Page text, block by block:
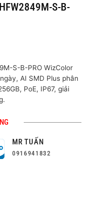
S-B-
S-B-PRO WizColor
AI SMD Plus phân
PoE, IP67, giải
MR TUẤN
0916941832